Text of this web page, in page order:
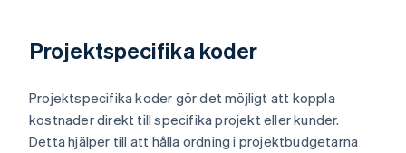
Projektspecifika koder
Projektspecifika koder gör det möjligt att koppla
kostnader direkt till specifika projekt eller kunder.
Detta hjälper till att hålla ordning i projektbudgetarna